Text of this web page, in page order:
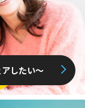
したい〜